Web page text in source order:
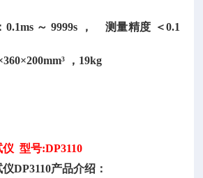
0.1ms ～ 9999s ， 测量精度 ＜0.1
，19kg
仪 型号:DP3110
仪DP3110产品介绍：